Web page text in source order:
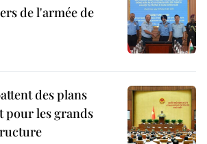
de l'armée de
des plans
pour les grands